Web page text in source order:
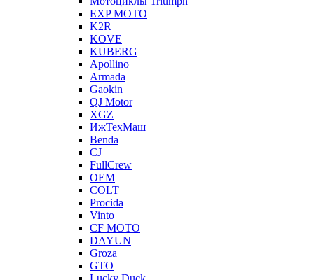
EXP MOTO
K2R
KOVE
KUBERG
Apollino
Armada
Gaokin
QJ Motor
XGZ
ИжТехМаш
Benda
CJ
FullCrew
OEM
COLT
Procida
Vinto
CF MOTO
DAYUN
Groza
GTO